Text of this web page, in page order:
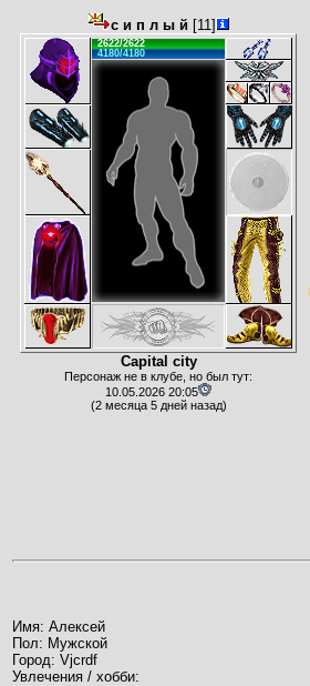
с и п л ы й [11]
2622/2622
4180/4180
Capital city
Персонаж не в клубе, но был тут:
10.05.2026 20:05
(2 месяца 5 дней назад)
Имя: Алексей
Пол: Мужской
Город: Vjcrdf
Увлечения / хобби: